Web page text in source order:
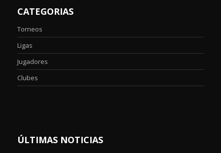
CATEGORIAS
Torneos
Ligas
Jugadores
Clubes
ÚLTIMAS NOTICIAS